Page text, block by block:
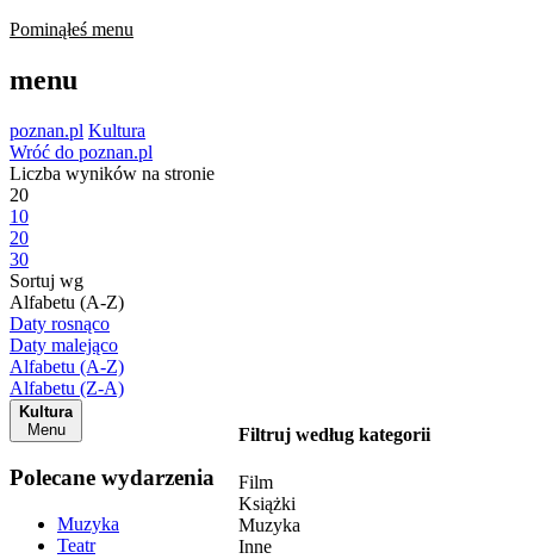
Pominąłeś menu
menu
poznan.pl Kultura
Wróć do poznan.pl
Liczba wyników na stronie
20
10
20
30
Sortuj wg
Alfabetu (A-Z)
Daty rosnąco
Daty malejąco
Alfabetu (A-Z)
Alfabetu (Z-A)
Kultura
Menu
Polecane wydarzenia
Muzyka
Teatr
Filtruj według kategorii
Film
Książki
Muzyka
Inne